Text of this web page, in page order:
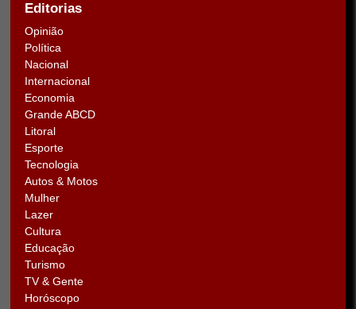
Editorias
Opinião
Política
Nacional
Internacional
Economia
Grande ABCD
Litoral
Esporte
Tecnologia
Autos & Motos
Mulher
Lazer
Cultura
Educação
Turismo
TV & Gente
Horóscopo